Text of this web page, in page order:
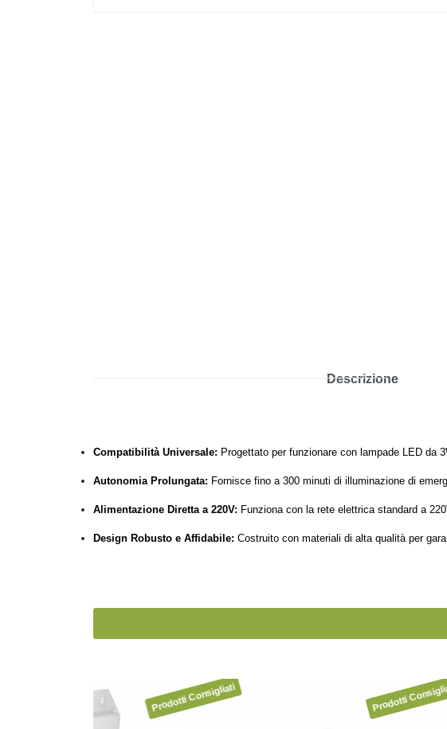
Descrizione
Compatibilità Universale: Progettato per funzionare con lampade LED da
Autonomia Prolungata: Fornisce fino a 300 minuti di illuminazione di
Alimentazione Diretta a 220V: Funziona con la rete elettrica standard a
Design Robusto e Affidabile: Costruito con materiali di alta qualità per